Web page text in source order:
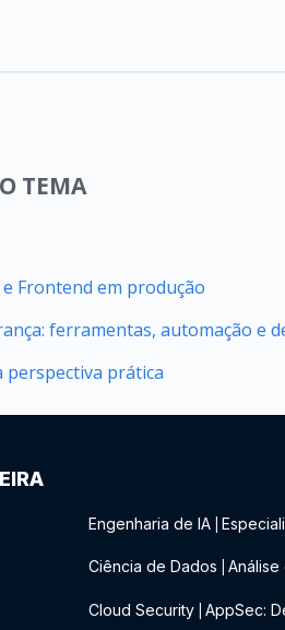
TEMA
Frontend em produção
ferramentas, automação e
perspectiva prática
Engenharia de IA
Ciência de Dados Análise
Cloud Security AppSec: